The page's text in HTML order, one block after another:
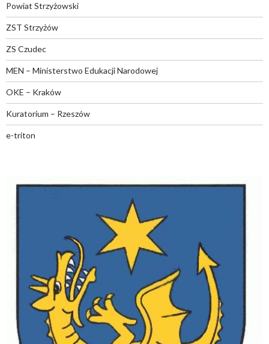
Powiat Strzyżowski
ZST Strzyżów
ZS Czudec
MEN – Ministerstwo Edukacji Narodowej
OKE – Kraków
Kuratorium – Rzeszów
e-triton